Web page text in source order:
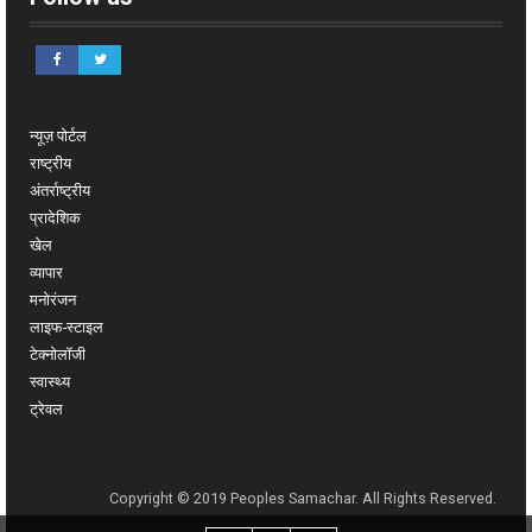
न्यूज़ पोर्टल
राष्ट्रीय
अंतर्राष्ट्रीय
प्रादेशिक
खेल
व्यापार
मनोरंजन
लाइफ-स्टाइल
टेक्नोलॉजी
स्वास्थ्य
ट्रेवल
Copyright © 2019 Peoples Samachar. All Rights Reserved.